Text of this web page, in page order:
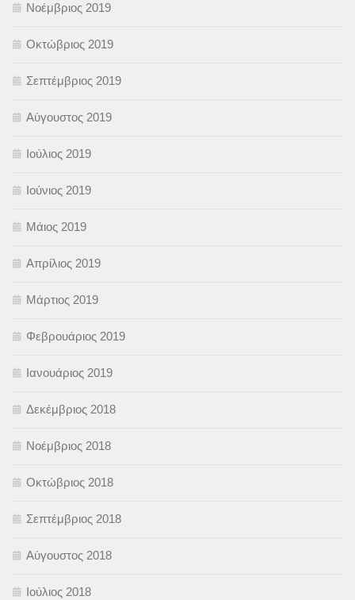
Νοέμβριος 2019
Οκτώβριος 2019
Σεπτέμβριος 2019
Αύγουστος 2019
Ιούλιος 2019
Ιούνιος 2019
Μάιος 2019
Απρίλιος 2019
Μάρτιος 2019
Φεβρουάριος 2019
Ιανουάριος 2019
Δεκέμβριος 2018
Νοέμβριος 2018
Οκτώβριος 2018
Σεπτέμβριος 2018
Αύγουστος 2018
Ιούλιος 2018